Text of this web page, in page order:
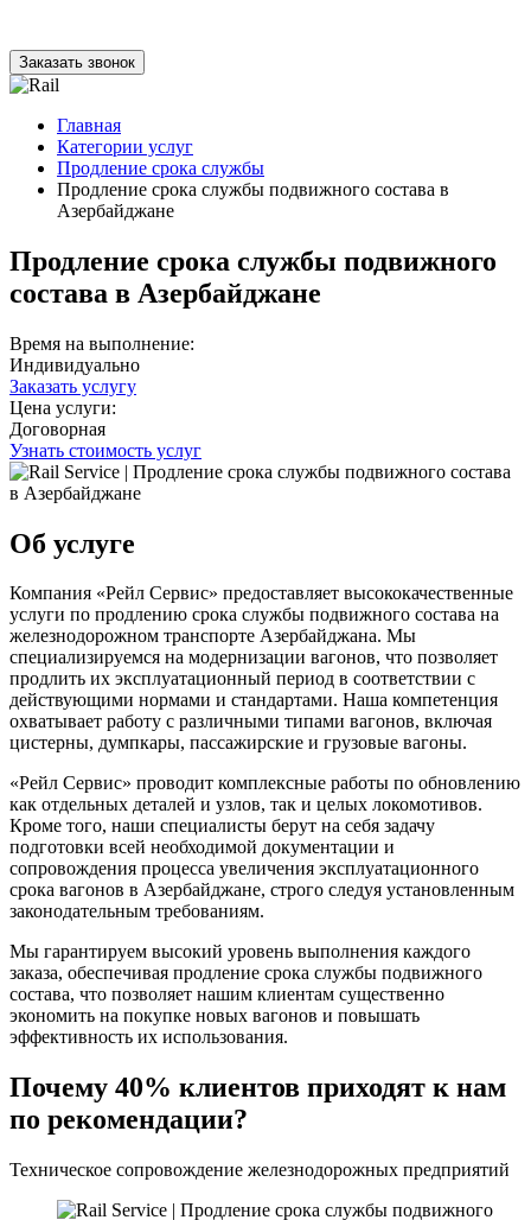
Заказать звонок
Главная
Категории услуг
Продление срока службы
Продление срока службы подвижного состава в
Азербайджане
Продление срока службы подвижного
состава в Азербайджане
Время на выполнение:
Индивидуально
Заказать услугу
Цена услуги:
Договорная
Узнать стоимость услуг
Об услуге
Компания «Рейл Сервис» предоставляет высококачественные
услуги по продлению срока службы подвижного состава на
железнодорожном транспорте Азербайджана. Мы
специализируемся на модернизации вагонов, что позволяет
продлить их эксплуатационный период в соответствии с
действующими нормами и стандартами. Наша компетенция
охватывает работу с различными типами вагонов, включая
цистерны, думпкары, пассажирские и грузовые вагоны.
«Рейл Сервис» проводит комплексные работы по обновлению
как отдельных деталей и узлов, так и целых локомотивов.
Кроме того, наши специалисты берут на себя задачу
подготовки всей необходимой документации и
сопровождения процесса увеличения эксплуатационного
срока вагонов в Азербайджане, строго следуя установленным
законодательным требованиям.
Мы гарантируем высокий уровень выполнения каждого
заказа, обеспечивая продление срока службы подвижного
состава, что позволяет нашим клиентам существенно
экономить на покупке новых вагонов и повышать
эффективность их использования.
Почему 40% клиентов приходят к нам
по рекомендации?
Техническое сопровождение железнодорожных предприятий